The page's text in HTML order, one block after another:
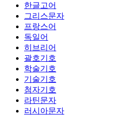
한글고어
그리스문자
프랑스어
독일어
히브리어
괄호기호
학술기호
기술기호
첨자기호
라틴문자
러시아문자